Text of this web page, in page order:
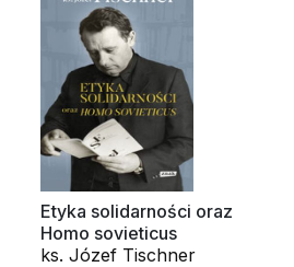
Etyka solidarności oraz
Homo sovieticus
ks. Józef Tischner